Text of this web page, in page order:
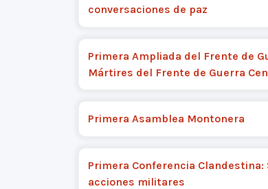
conversaciones de paz
Primera Ampliada del Frente de
Mártires del Frente de Guerra
Primera Asamblea Montonera
Primera Conferencia Clandestina:
acciones militares